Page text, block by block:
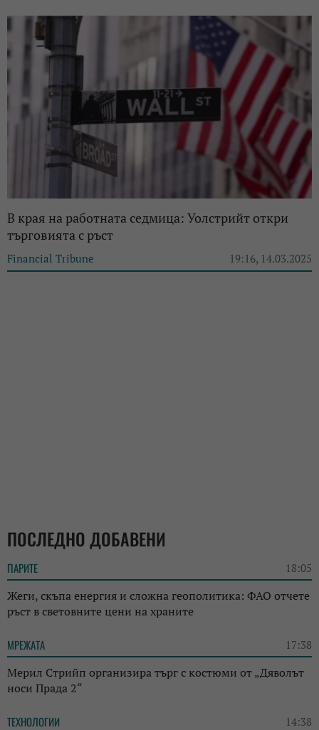
В края на работната седмица: Уолстрийт откри
търговията с ръст
Financial Tribune 19:16, 14.03.2025
ПОСЛЕДНО ДОБАВЕНИ
ПАРИТЕ 18:05
Жеги, скъпа енергия и сложна геополитика: ФАО отчете
ръст в световните цени на храните
МРЕЖАТА 17:38
Мерил Стрийп организира търг с костюми от „Дяволът
носи Прада 2“
ТЕХНОЛОГИИ 14:38